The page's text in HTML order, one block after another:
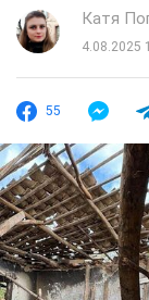
Катя
4.08.2025
55